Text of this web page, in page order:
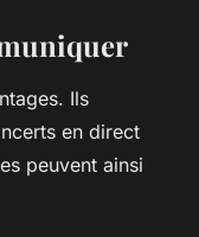
Ils
en direct
peuvent ainsi